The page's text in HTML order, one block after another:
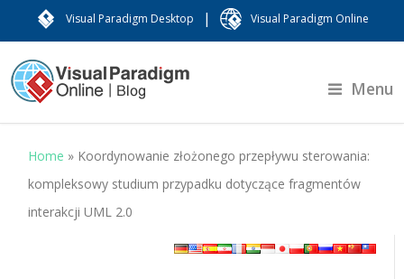
Visual Paradigm Desktop | Visual Paradigm Online
Menu
Home » Koordynowanie złożonego przepływu sterowania:
kompleksowy studium przypadku dotyczące fragmentów
interakcji UML 2.0